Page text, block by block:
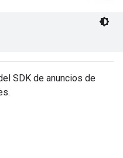
SDK de anuncios de